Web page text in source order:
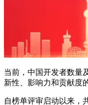
当前，中国开发者数量
新性、影响力和贡献度
自榜单评审启动以来，